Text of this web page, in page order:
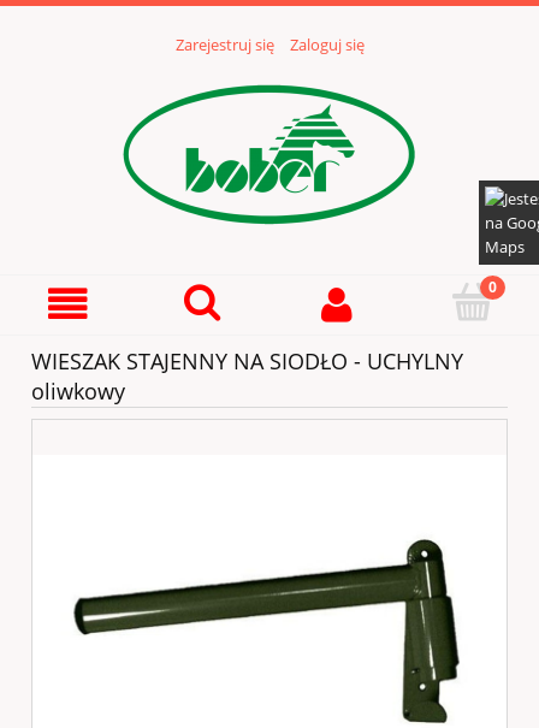
Zarejestruj się Zaloguj się
WIESZAK STAJENNY NA SIODŁO - UCHYLNY
oliwkowy